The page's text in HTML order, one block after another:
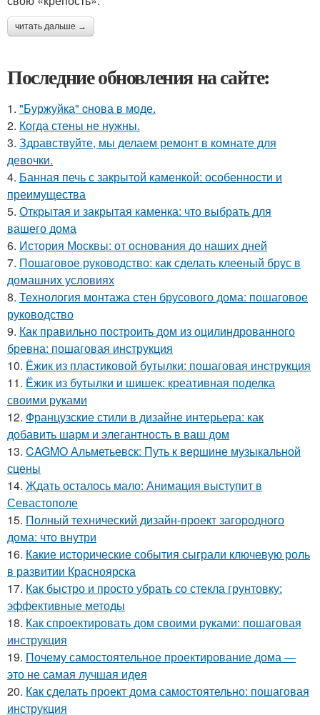
читать дальше →
Последние обновления на сайте:
1. "Буржуйка" cнова в моде.
2. Когда стены не нужны.
3. Здравствуйте, мы делаем ремонт в комнате для
девочки.
4. Банная печь с закрытой каменкой: особенности и
преимущества
5. Открытая и закрытая каменка: что выбрать для
вашего дома
6. История Москвы: от основания до наших дней
7. Пошаговое руководство: как сделать клееный брус в
домашних условиях
8. Технология монтажа стен брусового дома: пошаговое
руководство
9. Как правильно построить дом из оцилиндрованного
бревна: пошаговая инструкция
10. Ёжик из пластиковой бутылки: пошаговая инструкция
11. Ёжик из бутылки и шишек: креативная поделка
своими руками
12. Французские стили в дизайне интерьера: как
добавить шарм и элегантность в ваш дом
13. CAGMO Альметьевск: Путь к вершине музыкальной
сцены
14. Ждать осталось мало: Анимация выступит в
Севастополе
15. Полный технический дизайн-проект загородного
дома: что внутри
16. Какие исторические события сыграли ключевую роль
в развитии Красноярска
17. Как быстро и просто убрать со стекла грунтовку:
эффективные методы
18. Как спроектировать дом своими руками: пошаговая
инструкция
19. Почему самостоятельное проектирование дома —
это не самая лучшая идея
20. Как сделать проект дома самостоятельно: пошаговая
инструкция